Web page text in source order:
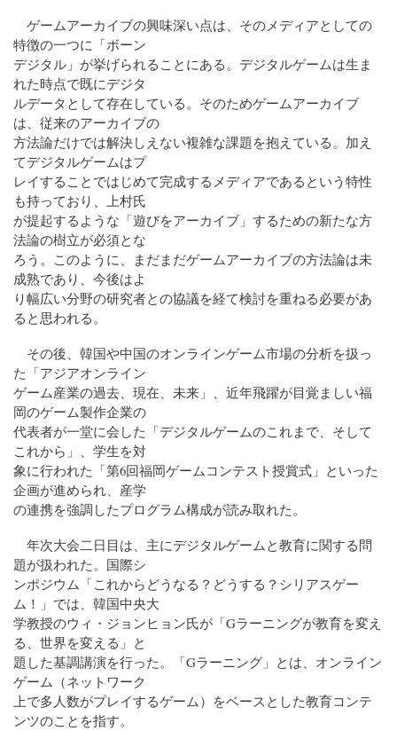
ゲームアーカイブの興味深い点は、そのメディアとしての
特徴の一つに「ボーン
デジタル」が挙げられることにある。デジタルゲームは生ま
れた時点で既にデジタ
ルデータとして存在している。そのためゲームアーカイブ
は、従来のアーカイブの
方法論だけでは解決しえない複雑な課題を抱えている。加え
てデジタルゲームはプ
レイすることではじめて完成するメディアであるという特性
も持っており、上村氏
が提起するような「遊びをアーカイブ」するための新たな方
法論の樹立が必須とな
ろう。このように、まだまだゲームアーカイブの方法論は未
成熟であり、今後はよ
り幅広い分野の研究者との協議を経て検討を重ねる必要があ
ると思われる。
その後、韓国や中国のオンラインゲーム市場の分析を扱っ
た「アジアオンライン
ゲーム産業の過去、現在、未来」、近年飛躍が目覚ましい福
岡のゲーム製作企業の
代表者が一堂に会した「デジタルゲームのこれまで、そして
これから」、学生を対
象に行われた「第6回福岡ゲームコンテスト授賞式」といった
企画が進められ、産学
の連携を強調したプログラム構成が読み取れた。
年次大会二日目は、主にデジタルゲームと教育に関する問
題が扱われた。国際シ
ンポジウム「これからどうなる？どうする？シリアスゲー
ム！」では、韓国中央大
学教授のウィ・ジョンヒョン氏が「Gラーニングが教育を変え
る、世界を変える」と
題した基調講演を行った。「Gラーニング」とは、オンライン
ゲーム（ネットワーク
上で多人数がプレイするゲーム）をベースとした教育コンテ
ンツのことを指す。